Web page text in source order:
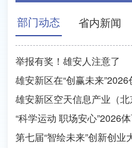
部门动态
省内新闻
举报有奖！雄安人注意了
雄安新区在“创赢未来
第七届“智绘未来”创新创业